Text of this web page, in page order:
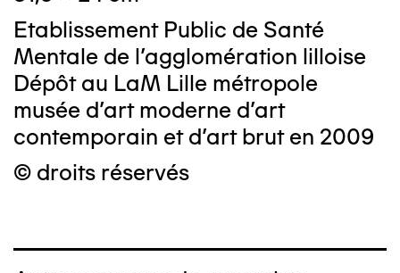
Etablissement Public de Santé
Mentale de l'agglomération lilloise
Dépôt au LaM Lille métropole
musée d’art moderne d’art
contemporain et d’art brut en 2009
© droits réservés